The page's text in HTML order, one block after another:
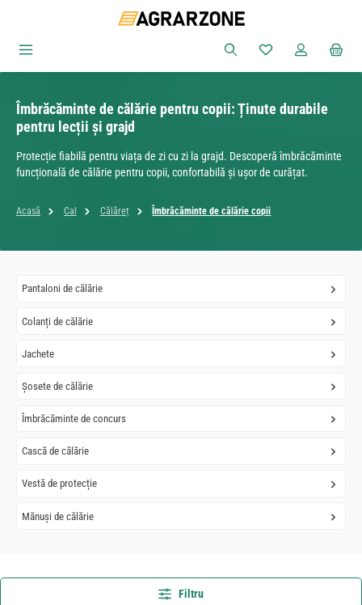
Sari la conținutul principal
Aveți 0 articole
Îmbrăcăminte de călărie pentru copii: Ținute durabile
pentru lecții și grajd
Protecție fiabilă pentru viața de zi cu zi la grajd. Descoperă îmbrăcăminte
funcțională de călărie pentru copii, confortabilă și ușor de curățat.
Acasă Cal Călăreț Îmbrăcăminte de călărie copii
Pantaloni de călărie
Colanți de călărie
Jachete
Șosete de călărie
Îmbrăcăminte de concurs
Cască de călărie
Vestă de protecție
Mănuși de călărie
Filtru